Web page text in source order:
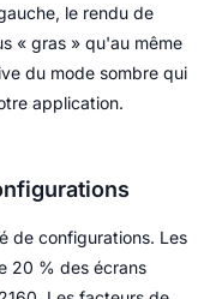
le rendu de
« gras » qu'au même
du mode sombre qui
application.
de configurations. Les
20 % des écrans